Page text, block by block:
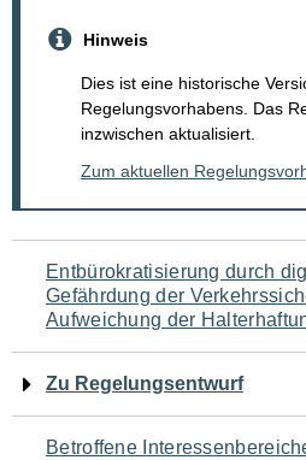
Hinweis
Dies ist eine historische
Regelungsvorhabens. Das
inzwischen aktualisiert.
Zum aktuellen
Navigation
für
den
Seiteninhalt
Entbürokratisierung durch
Gefährdung der
Aufweichung der
Zu Regelungsentwurf
Betroffene